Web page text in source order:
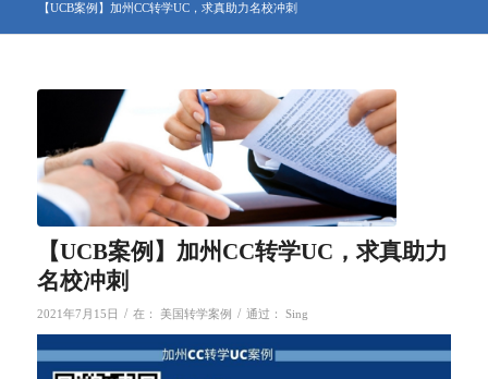
【UCB案例】加州CC转学UC，求真助力名校冲刺
【UCB案例】加州CC转学UC，求真助力
名校冲刺
2021年7月15日 / 在： 美国转学案例 / 通过： Sing